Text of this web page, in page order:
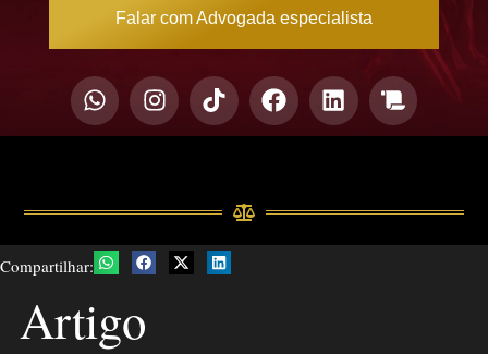
Falar com Advogada especialista
Compartilhar:
Artigo